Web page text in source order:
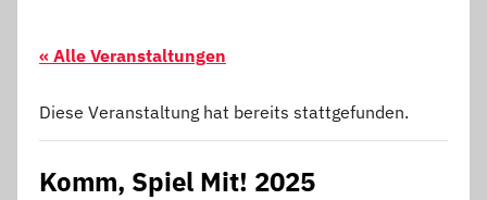
« Alle Veranstaltungen
Diese Veranstaltung hat bereits stattgefunden.
Komm, Spiel Mit! 2025